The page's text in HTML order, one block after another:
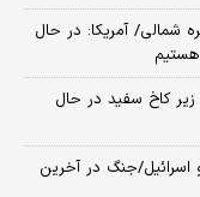
شمالی/ آمریکا: در حال
زیر کاخ سفید در حال
و اسرائیل/جنگ در آخرین